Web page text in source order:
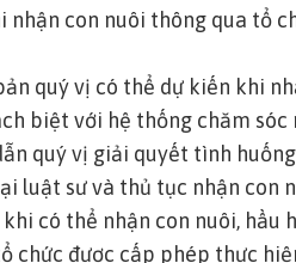
con nuôi thông qua tổ
quý vị có thể dự kiến khi
biệt với hệ thống chăm
quý vị giải quyết tình
luật sư và thủ tục nhận con
có thể nhận con nuôi, hầu
chức được cấp phép thực